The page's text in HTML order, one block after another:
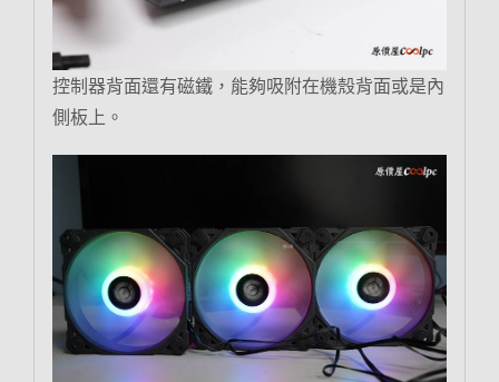
控制器背面還有磁鐵，能夠吸附在機殼背面或是內
側板上。